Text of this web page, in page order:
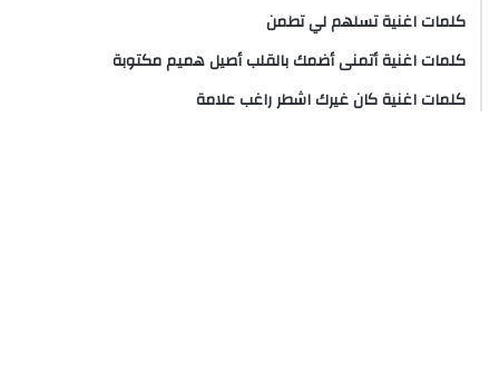
كلمات اغنية تسلهم لي تطمن
كلمات اغنية أتمنى أضمك بالقلب أصيل هميم مكتوبة
كلمات اغنية كان غيرك اشطر راغب علامة